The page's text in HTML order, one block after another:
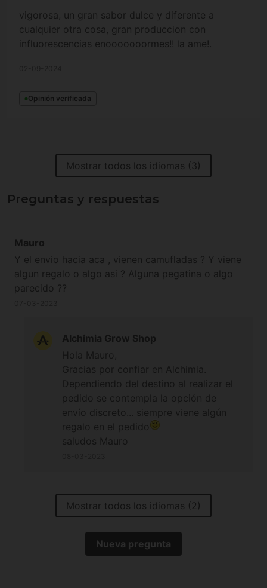
vigorosa, un gran sabor dulce y diferente a
cualquier otra cosa, gran produccion con
influorescencias enooooooormes!! la ame!.
Opinión verificada
Mostrar todos los idiomas (3)
Preguntas y respuestas
Mauro
Y el envio hacia aca , vienen camufladas ? Y viene
algun regalo o algo asi ? Alguna pegatina o algo
parecido ??
Alchimia Grow Shop
Mostrar todos los idiomas (2)
Nueva pregunta